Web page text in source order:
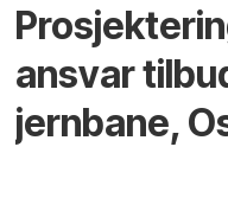
ansvar
jernbane,